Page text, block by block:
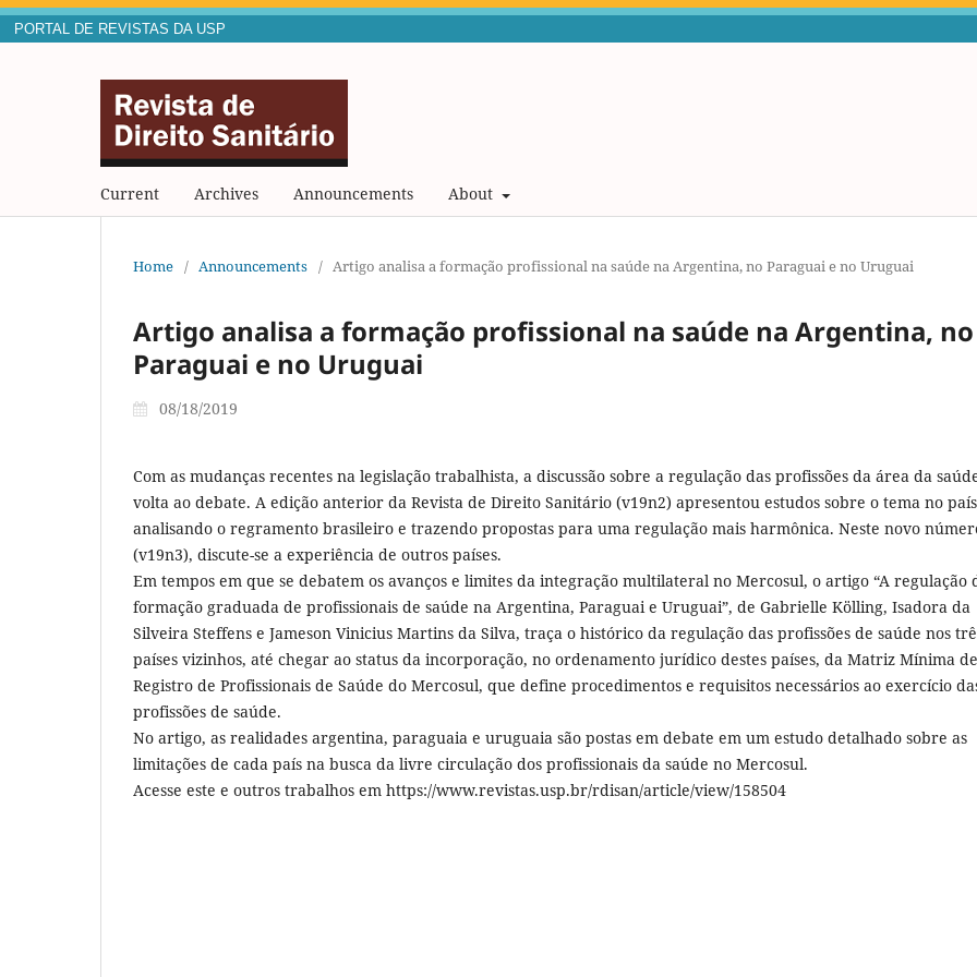
PORTAL DE REVISTAS DA USP
Current Archives Announcements About
Home / Announcements / Artigo analisa a formação profissional na saúde na Argentina, no Paraguai e no Uruguai
Artigo analisa a formação profissional na saúde na Argentina, no
Paraguai e no Uruguai
08/18/2019
Com as mudanças recentes na legislação trabalhista, a discussão sobre a regulação das profissões da área da
volta ao debate. A edição anterior da Revista de Direito Sanitário (v19n2) apresentou estudos sobre o tema no
analisando o regramento brasileiro e trazendo propostas para uma regulação mais harmônica. Neste novo
(v19n3), discute-se a experiência de outros países.
Em tempos em que se debatem os avanços e limites da integração multilateral no Mercosul, o artigo “A regulação
formação graduada de profissionais de saúde na Argentina, Paraguai e Uruguai”, de Gabrielle Kölling, Isadora da
Silveira Steffens e Jameson Vinicius Martins da Silva, traça o histórico da regulação das profissões de saúde nos
países vizinhos, até chegar ao status da incorporação, no ordenamento jurídico destes países, da Matriz Mínima de
Registro de Profissionais de Saúde do Mercosul, que define procedimentos e requisitos necessários ao exercício
profissões de saúde.
No artigo, as realidades argentina, paraguaia e uruguaia são postas em debate em um estudo detalhado sobre as
limitações de cada país na busca da livre circulação dos profissionais da saúde no Mercosul.
Acesse este e outros trabalhos em https://www.revistas.usp.br/rdisan/article/view/158504